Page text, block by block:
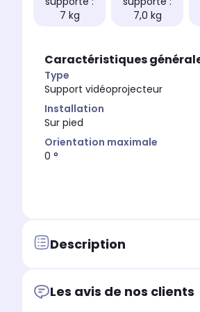
7 kg
7,0 kg
Caractéristiques
Type
Support vidéoprojecteur
Installation
Sur pied
Orientation maximale
0 °
Description
Les avis de nos clients